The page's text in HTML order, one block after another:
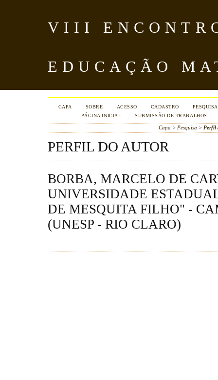
VIII
EDUCAÇÃO
CAPA SOBRE ACESSO CADASTRO
PESQUISA
PÁGINA INICIAL
SUBMISSÃO DE TRABALHOS
Capa > Pesquisa > Perfil
PERFIL DO AUTOR
BORBA, MARCELO DE
UNIVERSIDADE
DE MESQUITA FILHO" -
(UNESP - RIO CLARO)